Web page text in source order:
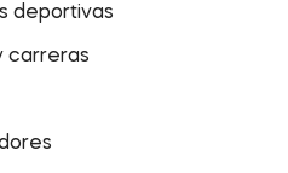
deportivas
carreras